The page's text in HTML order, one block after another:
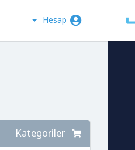
Hesap